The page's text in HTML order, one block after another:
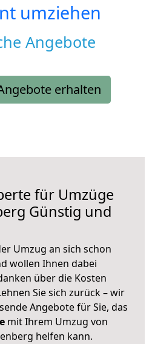
umziehen
Angebote
erhalten
für Umzüge
Günstig und
Umzug an sich schon
wollen Ihnen dabei
über die Kosten
Sie sich zurück – wir
Angebote für Sie, das
mit Ihrem Umzug von
helfen kann.